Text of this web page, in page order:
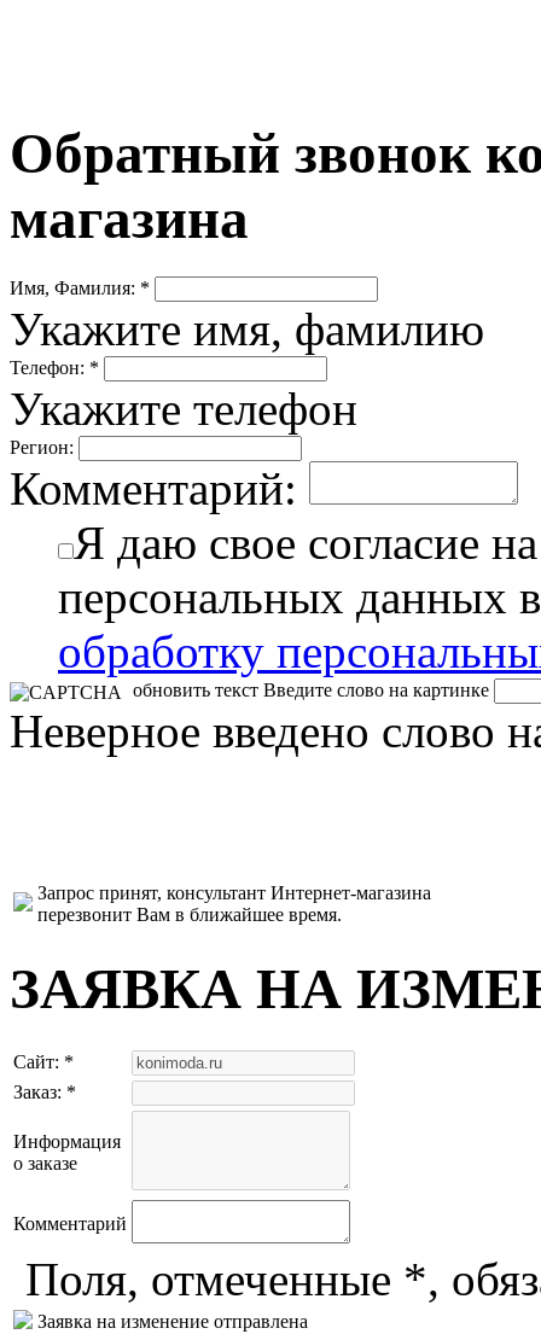
Обратный звонок
магазина
Имя, Фамилия: *
Укажите имя, фамилию
Телефон: *
Укажите телефон
Регион:
Комментарий:
Я даю свое согласие
персональных данных
обработку
обновить текст Введите слово на картинке
Неверное введено слово
Запрос принят, консультант Интернет-магазина
перезвонит Вам в ближайшее время.
ЗАЯВКА НА
Сайт: *
Заказ: *
Информация
о заказе
Комментарий
Поля, отмеченные *,
Заявка на изменение отправлена